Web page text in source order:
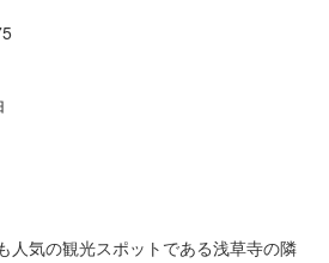
人気の観光スポットである浅草寺の隣